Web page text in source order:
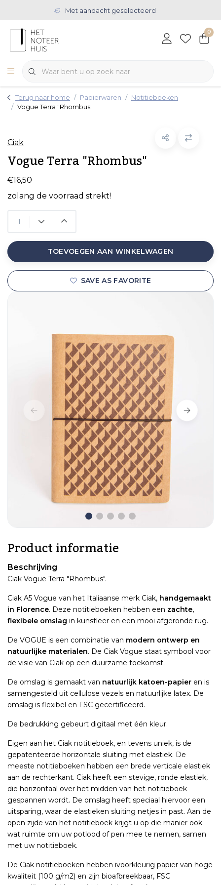
Met aandacht geselecteerd
0
Terug naar home Papierwaren
Notitieboeken
Vogue Terra "Rhombus"
Ciak
Vogue Terra "Rhombus"
€16,50
zolang de voorraad strekt!
TOEVOEGEN AAN WINKELWAGEN
SAVE AS FAVORITE
Product informatie
Beschrijving
Ciak Vogue Terra "Rhombus".
Ciak A5 Vogue van het Italiaanse merk Ciak, handgemaakt
in Florence. Deze notitieboeken hebben een zachte,
flexibele omslag in kunstleer en een mooi afgeronde rug.
De VOGUE is een combinatie van modern ontwerp en
natuurlijke materialen. De Ciak Vogue staat symbool voor
de visie van Ciak op een duurzame toekomst.
De omslag is gemaakt van natuurlijk katoen-papier en is
samengesteld uit cellulose vezels en natuurlijke latex. De
omslag is flexibel en FSC gecertificeerd.
De bedrukking gebeurt digitaal met één kleur.
Eigen aan het Ciak notitieboek, en tevens uniek, is de
gepatenteerde horizontale sluiting met elastiek. De
meeste notitieboeken hebben een brede verticale elastiek
aan de rechterkant. Ciak heeft een stevige, ronde elastiek,
die horizontaal over het midden van het notitieboek
gespannen wordt. De omslag heeft speciaal hiervoor een
uitsparing, waar de elastieken sluiting netjes in past. Aan de
open zijde van het notitieboek krijgt u op die manier ook
wat ruimte om uw potlood of pen mee te nemen, samen
met uw notitieboek.
De Ciak notitieboeken hebben ivoorkleurig papier van hoge
kwaliteit (100 g/m2) en zijn bioafbreekbaar, FSC